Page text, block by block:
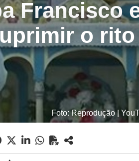
Francisco
o rito
Foto: Reprodução |